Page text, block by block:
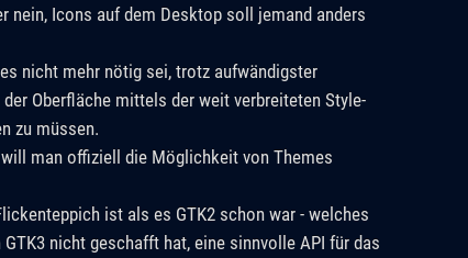
nein, Icons auf dem Desktop soll jemand anders
nicht mehr nötig sei, trotz aufwändigster
Oberfläche mittels der weit verbreiteten Style-
zu müssen.
man offiziell die Möglichkeit von Themes
ist als es GTK2 schon war - welches
nicht geschafft hat, eine sinnvolle API für das